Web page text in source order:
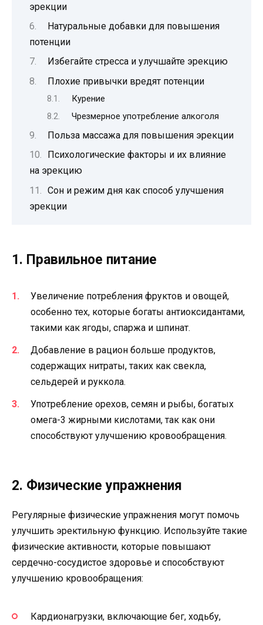
эрекции
Натуральные добавки для повышения
потенции
Избегайте стресса и улучшайте эрекцию
Плохие привычки вредят потенции
Курение
Чрезмерное употребление алкоголя
Польза массажа для повышения эрекции
Психологические факторы и их влияние
на эрекцию
Сон и режим дня как способ улучшения
эрекции
1. Правильное питание
Увеличение потребления фруктов и овощей,
особенно тех, которые богаты антиоксидантами,
такими как ягоды, спаржа и шпинат.
Добавление в рацион больше продуктов,
содержащих нитраты, таких как свекла,
сельдерей и руккола.
Употребление орехов, семян и рыбы, богатых
омега-3 жирными кислотами, так как они
способствуют улучшению кровообращения.
2. Физические упражнения
Регулярные физические упражнения могут помочь
улучшить эректильную функцию. Используйте такие
физические активности, которые повышают
сердечно-сосудистое здоровье и способствуют
улучшению кровообращения:
Кардионагрузки, включающие бег, ходьбу,